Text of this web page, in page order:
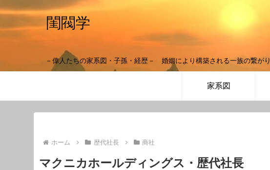
閨閥学
－偉人たちの家系図・子孫・経歴－ 婚姻により構築される一族の繋がり
家系図
ホーム 歴代社長 商社
マクニカホールディングス・歴代社長